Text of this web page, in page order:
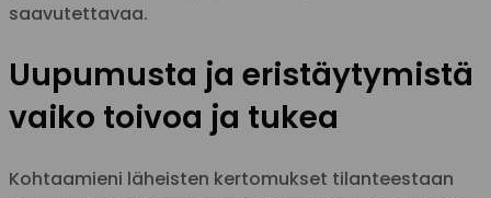
saavutettavaa.
Uupumusta ja eristäytymistä
vaiko toivoa ja tukea
Kohtaamieni läheisten kertomukset tilanteestaan